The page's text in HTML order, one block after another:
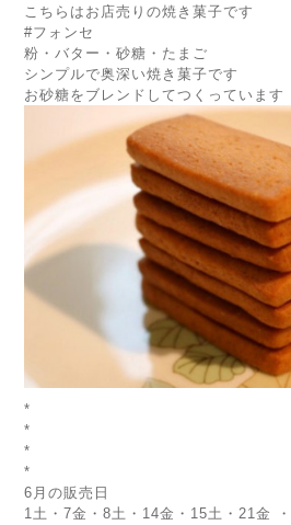
こちらはお店売りの焼き菓子です
#フォンセ
粉・バター・砂糖・たまご
シンプルで奥深い焼き菓子です
お砂糖をブレンドしてつくっています
*
*
*
*
6月の販売日
1土・7金・8土・14金・15土・21金